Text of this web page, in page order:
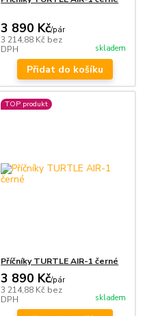
3 890 Kč/pár
3 214,88 Kč bez
DPH
skladem
Přidat do košíku
TOP produkt
Příčníky TURTLE AIR-1 černé
3 890 Kč/pár
3 214,88 Kč bez
DPH
skladem